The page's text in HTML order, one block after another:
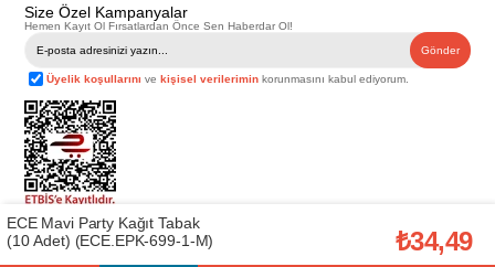
Size Özel Kampanyalar
Hemen Kayıt Ol Fırsatlardan Önce Sen Haberdar Ol!
Gönder
Üyelik koşullarını vekişisel verilerimin korunmasını kabul ediyorum.
Telif Hakkı © 2026Afeks Yapı Market
. Tüm hakları saklıdır.
Bu web sitesindeki tüm ürünler ticari amaçlıdır. Web sitemizde yer alan
görsel ve yazılı içerikler firmamıza ait olup, firmamızın yazılı izni alınmadan
ECE Mavi Party Kağıt Tabak
(10 Adet) (ECE.EPK-699-1-M)
₺34,49